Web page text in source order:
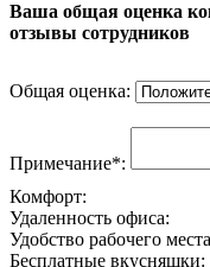
Ваша общая оценка
отзывы сотрудников
Общая оценка:
Примечание*:
Комфорт:
Удаленность офиса:
Удобство рабочего
Бесплатные вкусняшки: